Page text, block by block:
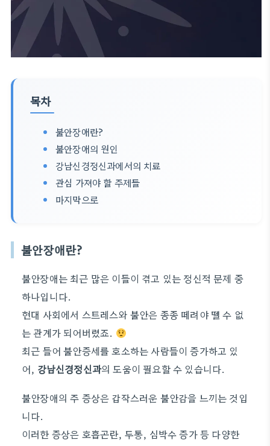
목차
불안장애란?
불안장애의 원인
강남신경정신과에서의 치료
관심 가져야 할 주제들
마지막으로
불안장애란?
불안장애는 최근 많은 이들이 겪고 있는 정신적 문제 중
하나입니다.
현대 사회에서 스트레스와 불안은 종종 떼려야 뗄 수 없
는 관계가 되어버렸죠.
최근 들어 불안증세를 호소하는 사람들이 증가하고 있
어, 강남신경정신과의 도움이 필요할 수 있습니다.
불안장애의 주 증상은 갑작스러운 불안감을 느끼는 것입
니다.
이러한 증상은 호흡곤란, 두통, 심박수 증가 등 다양한